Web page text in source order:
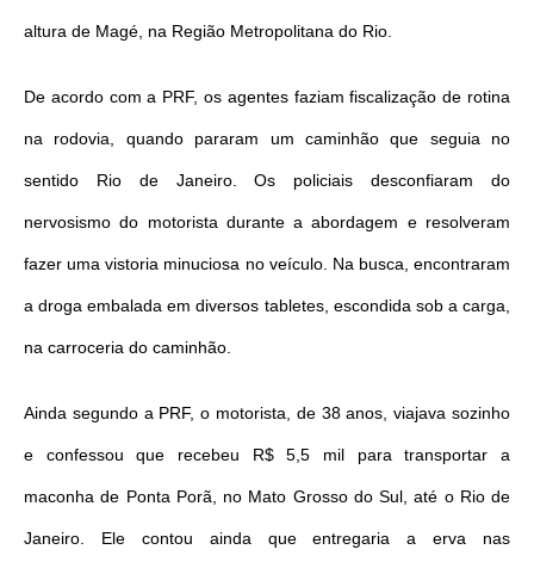
altura de Magé, na Região Metropolitana do Rio.
De acordo com a PRF, os agentes faziam fiscalização de rotina
na rodovia, quando pararam um caminhão que seguia no
sentido Rio de Janeiro. Os policiais desconfiaram do
nervosismo do motorista durante a abordagem e resolveram
fazer uma vistoria minuciosa no veículo. Na busca, encontraram
a droga embalada em diversos tabletes, escondida sob a carga,
na carroceria do caminhão.
Ainda segundo a PRF, o motorista, de 38 anos, viajava sozinho
e confessou que recebeu R$ 5,5 mil para transportar a
maconha de Ponta Porã, no Mato Grosso do Sul, até o Rio de
Janeiro. Ele contou ainda que entregaria a erva nas